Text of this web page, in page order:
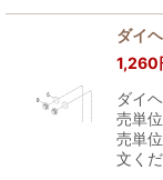
ダイ
1,260
ダイ
売単
売単
文く